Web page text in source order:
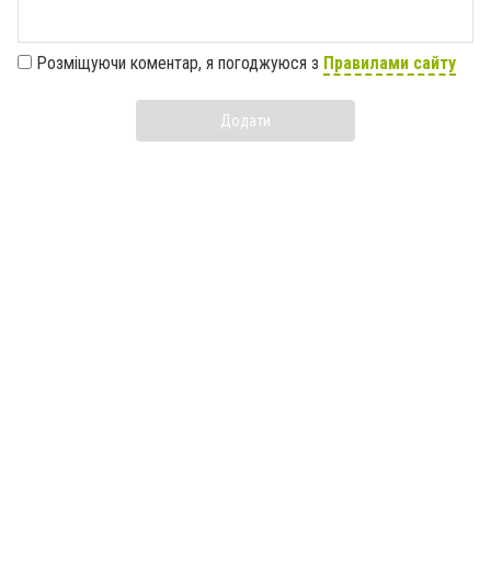
Розміщуючи коментар, я погоджуюся з Правилами сайту
Додати